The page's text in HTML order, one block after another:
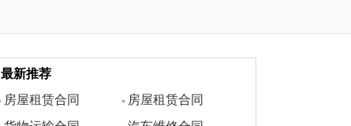
最新推荐
房屋租赁合同
房屋租赁合同